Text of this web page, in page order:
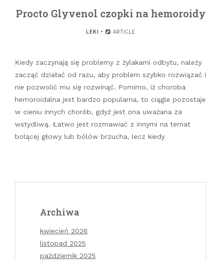
Procto Glyvenol czopki na hemoroidy
LEKI ARTICLE
Kiedy zaczynają się problemy z żylakami odbytu, należy
zacząć działać od razu, aby problem szybko rozwiązać i
nie pozwolić mu się rozwinąć. Pomimo, iż choroba
hemoroidalna jest bardzo popularna, to ciągle pozostaje
w cieniu innych chorób, gdyż jest ona uważana za
wstydliwą. Łatwo jest rozmawiać z innymi na temat
bolącej głowy lub bólów brzucha, lecz kiedy
Archiwa
kwiecień 2026
listopad 2025
październik 2025